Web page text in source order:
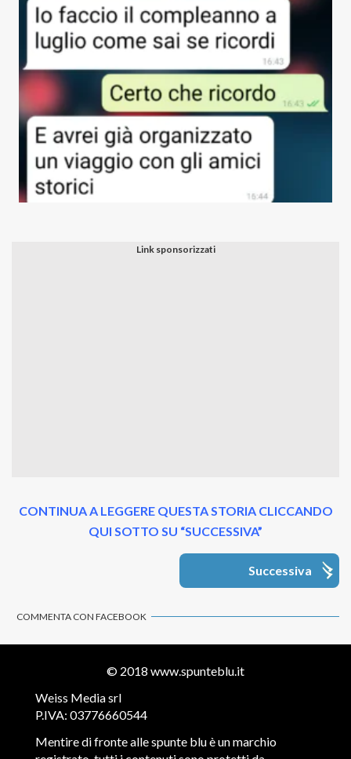
CONTINUA A LEGGERE QUESTA STORIA CLICCANDO
QUI SOTTO SU “SUCCESSIVA”
Successiva
COMMENTA CON FACEBOOK
© 2018 www.spunteblu.it
Weiss Media srl
P.IVA: 03776660544
Mentire di fronte alle spunte blu è un marchio